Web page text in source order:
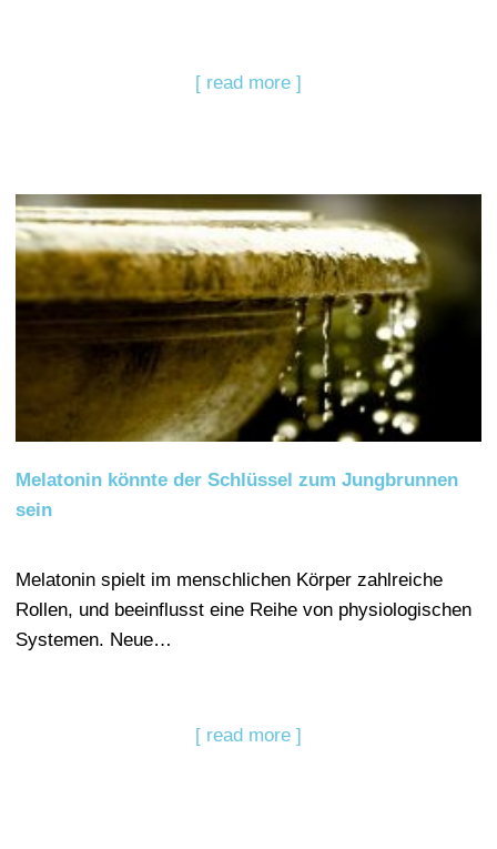
[ read more ]
Melatonin könnte der Schlüssel zum Jungbrunnen
sein
Melatonin spielt im menschlichen Körper zahlreiche
Rollen, und beeinflusst eine Reihe von physiologischen
Systemen. Neue…
[ read more ]